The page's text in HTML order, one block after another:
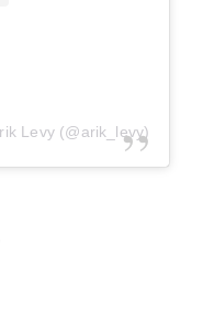
Levy (@arik_levy)